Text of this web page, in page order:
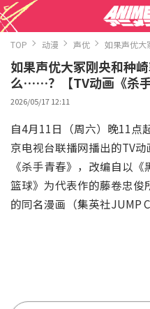
TOP 动漫 声优 如果声优大
如果声优大冢刚央和种
么……？【TV动画《杀手
2026/05/17 12:11
自4月11日（周六）晚11点
京电视台联播网播出的TV动
《杀手青春》，改编自以《
篮球》为代表作的藤卷忠俊
的同名漫画（集英社JUMP
手。在某次事件中，他被神